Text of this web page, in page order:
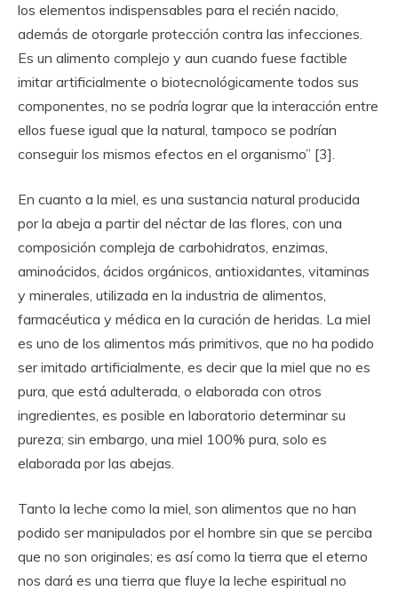
los elementos indispensables para el recién nacido,
además de otorgarle protección contra las infecciones.
Es un alimento complejo y aun cuando fuese factible
imitar artificialmente o biotecnológicamente todos sus
componentes, no se podría lograr que la interacción entre
ellos fuese igual que la natural, tampoco se podrían
conseguir los mismos efectos en el organismo” [3].
En cuanto a la miel, es una sustancia natural producida
por la abeja a partir del néctar de las flores, con una
composición compleja de carbohidratos, enzimas,
aminoácidos, ácidos orgánicos, antioxidantes, vitaminas
y minerales, utilizada en la industria de alimentos,
farmacéutica y médica en la curación de heridas. La miel
es uno de los alimentos más primitivos, que no ha podido
ser imitado artificialmente, es decir que la miel que no es
pura, que está adulterada, o elaborada con otros
ingredientes, es posible en laboratorio determinar su
pureza; sin embargo, una miel 100% pura, solo es
elaborada por las abejas.
Tanto la leche como la miel, son alimentos que no han
podido ser manipulados por el hombre sin que se perciba
que no son originales; es así como la tierra que el eterno
nos dará es una tierra que fluye la leche espiritual no